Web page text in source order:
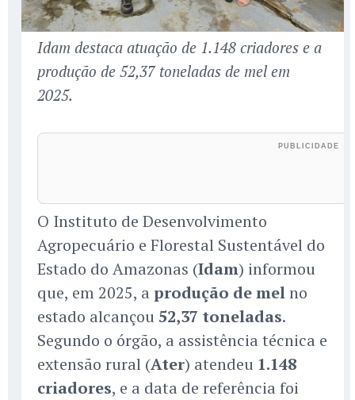
Idam destaca atuação de 1.148 criadores e a
produção de 52,37 toneladas de mel em
2025.
O Instituto de Desenvolvimento
Agropecuário e Florestal Sustentável do
Estado do Amazonas (Idam) informou
que, em 2025, a produção de melno
estado alcançou 52,37 toneladas.
Segundo o órgão, a assistência técnica e
extensão rural (Ater) atendeu 1.148
criadores, e a data de referência foi